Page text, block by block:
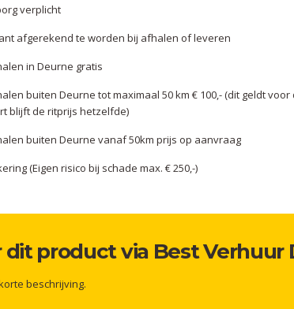
verplicht
afgerekend te worden bij afhalen of leveren
in Deurne gratis
buiten Deurne tot maximaal 50 km € 100,- (dit geldt
blijft de ritprijs hetzelfde)
buiten Deurne vanaf 50km prijs op aanvraag
(Eigen risico bij schade max. € 250,-)
dit product via Best Verhuur
beschrijving.